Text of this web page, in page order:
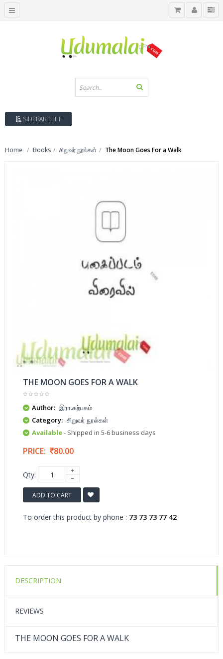
SIDEBAR LEFT
Home Books சிறுவர் நூல்கள் The Moon Goes For a Walk
THE MOON GOES FOR A WALK
Author: இரா.கற்பகம்
Category: சிறுவர் நூல்கள்
Available- Shipped in 5-6 business days
PRICE: 80.00
Qty:
ADD TO CART
To order this product by phone : 73 73 73 77 42
DESCRIPTION
REVIEWS
THE MOON GOES FOR A WALK